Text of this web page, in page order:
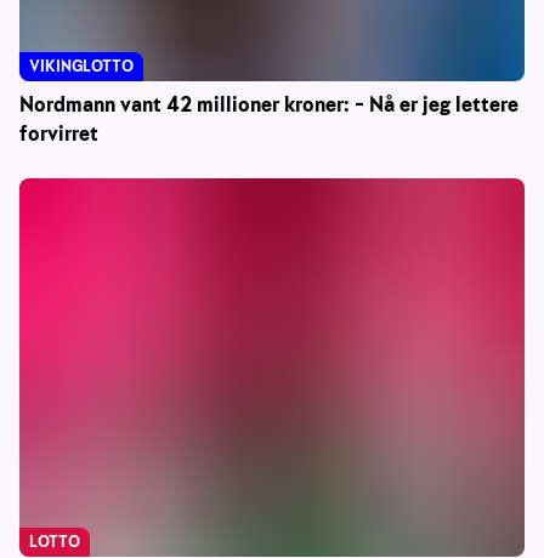
Nordmann vant 42 millioner kroner: – Nå er jeg lettere
forvirret
VIKINGLOTTO
LOTTO